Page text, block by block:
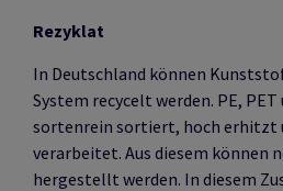
Rezyklat
In Deutschland können
System recycelt werden. PE, PET
sortenrein sortiert, hoch erhitzt
verarbeitet. Aus diesem können
hergestellt werden. In diesem